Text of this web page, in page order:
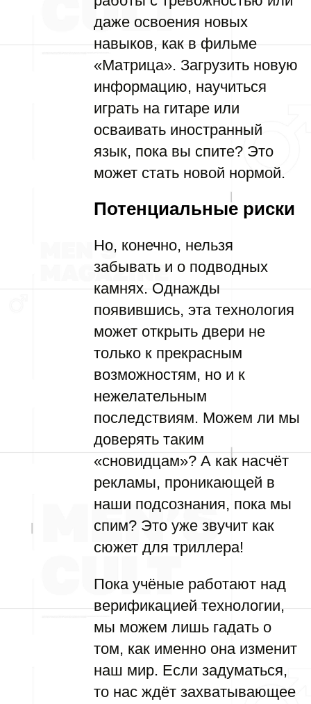
даже освоения новых
навыков, как в фильме
«Матрица». Загрузить новую
информацию, научиться
играть на гитаре или
осваивать иностранный
язык, пока вы спите? Это
может стать новой нормой.
Потенциальные риски
Но, конечно, нельзя
забывать и о подводных
камнях. Однажды
появившись, эта технология
может открыть двери не
только к прекрасным
возможностям, но и к
нежелательным
последствиям. Можем ли мы
доверять таким
«сновидцам»? А как насчёт
рекламы, проникающей в
наши подсознания, пока мы
спим? Это уже звучит как
сюжет для триллера!
Пока учёные работают над
верификацией технологии,
мы можем лишь гадать о
том, как именно она изменит
наш мир. Если задуматься,
то нас ждёт захватывающее